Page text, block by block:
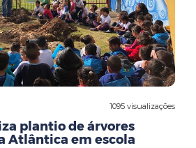
1095 visualizações
plantio de árvores
Atlântica em escola